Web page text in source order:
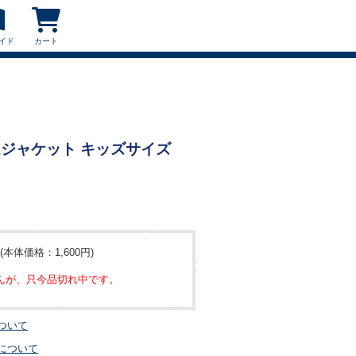
ド カート
ャケット キッズサイズ
(本体価格：1,600円)
、只今品切れ中です。
いて
ついて